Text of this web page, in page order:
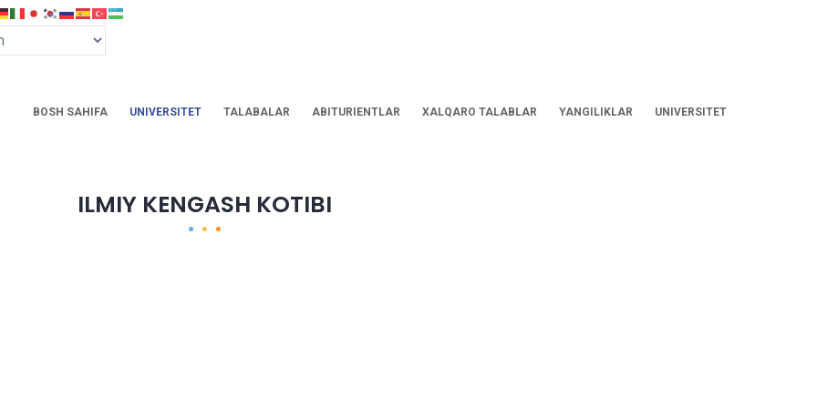
BOSH SAHIFA UNIVERSITET TALABALAR ABITURIENTLAR XALQARO TALABLAR YANGILIKLAR UNIVERSITET
ILMIY KENGASH KOTIBI